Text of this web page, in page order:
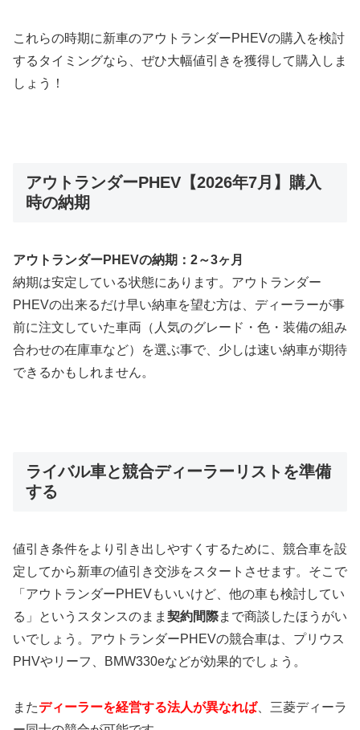
これらの時期に新車のアウトランダーPHEVの購入を検討
するタイミングなら、ぜひ大幅値引きを獲得して購入しま
しょう！
アウトランダーPHEV【2026年7月】購入
時の納期
アウトランダーPHEVの納期：2～3ヶ月
納期は安定している状態にあります。アウトランダー
PHEVの出来るだけ早い納車を望む方は、ディーラーが事
前に注文していた車両（人気のグレード・色・装備の組み
合わせの在庫車など）を選ぶ事で、少しは速い納車が期待
できるかもしれません。
ライバル車と競合ディーラーリストを準備
する
値引き条件をより引き出しやすくするために、競合車を設
定してから新車の値引き交渉をスタートさせます。そこで
「アウトランダーPHEVもいいけど、他の車も検討してい
る」というスタンスのまま 契約間際まで商談したほうがい
いでしょう。アウトランダーPHEVの競合車は、プリウス
PHVやリーフ、BMW330eなどが効果的でしょう。
またディーラーを経営する法人が異なれば、三菱ディーラ